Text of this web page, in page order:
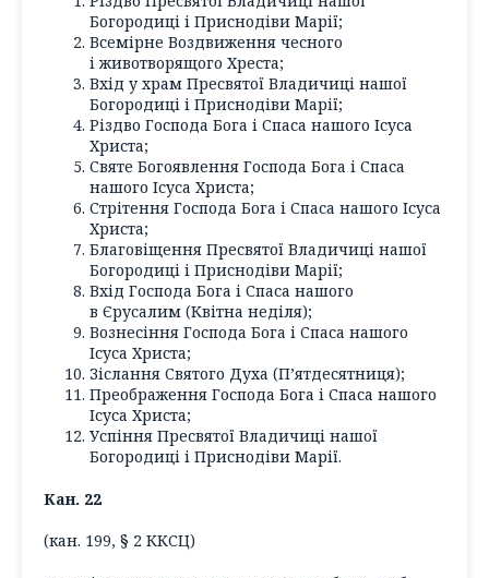
Богородиці і Приснодіви Марії;
Всемірне Воздвиження чесного
і животворящого Хреста;
Вхід у храм Пресвятої Владичиці нашої
Богородиці і Приснодіви Марії;
Різдво Господа Бога і Спаса нашого Ісуса
Христа;
Святе Богоявлення Господа Бога і Спаса
нашого Ісуса Христа;
Стрітення Господа Бога і Спаса нашого Ісуса
Христа;
Благовіщення Пресвятої Владичиці нашої
Богородиці і Приснодіви Марії;
Вхід Господа Бога і Спаса нашого
в Єрусалим (Квітна неділя);
Вознесіння Господа Бога і Спаса нашого
Ісуса Христа;
Зіслання Святого Духа (П’ятдесятниця);
Преображення Господа Бога і Спаса нашого
Ісуса Христа;
Успіння Пресвятої Владичиці нашої
Богородиці і Приснодіви Марії.
Кан. 22
(кан. 199, § 2 ККСЦ)